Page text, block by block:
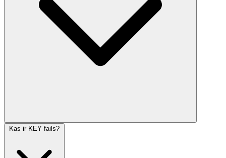
Kas ir KEY fails?